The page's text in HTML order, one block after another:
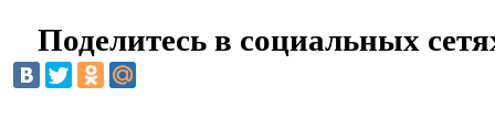
Поделитесь в социальных